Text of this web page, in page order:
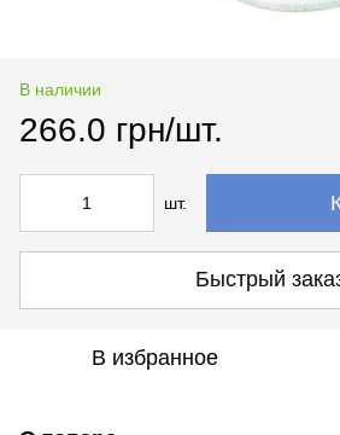
В наличии
266.0 грн/шт.
шт.
Быстрый
В избранное